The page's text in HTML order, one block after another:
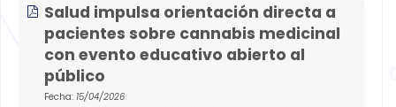
Salud impulsa orientación directa a
pacientes sobre cannabis medicinal
con evento educativo abierto al
público
Fecha: 15/04/2026